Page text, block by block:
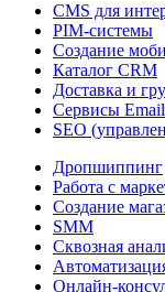
CMS для
PIM-системы
Создание
Каталог CRM
Доставка и
Сервисы
SEO
Дропшиппинг
Работа с
Создание
SMM
Сквозная
Онлайн-